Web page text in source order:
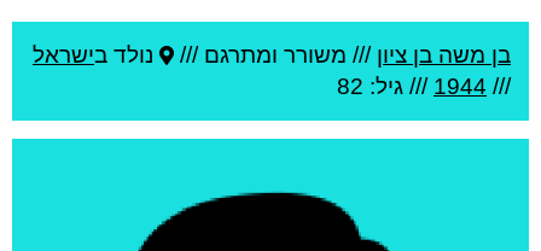
בן משה בן ציון /// משורר ומתרגם /// נולד בישראל
///
1944 /// גיל: 82